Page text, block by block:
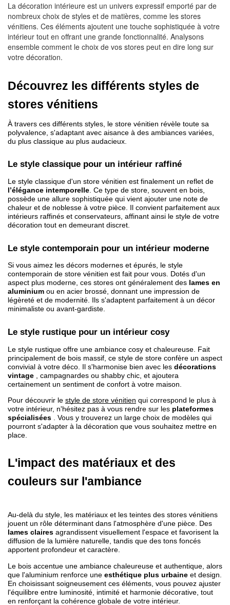
La décoration intérieure est un univers expressif emporté par de
nombreux choix de styles et de matières, comme les stores
vénitiens. Ces éléments ajoutent une touche sophistiquée à votre
intérieur tout en offrant une grande fonctionnalité. Analysons
ensemble comment le choix de vos stores peut en dire long sur
votre décoration.
Découvrez les différents styles de
stores vénitiens
À travers ces différents styles, le store vénitien révèle toute sa
polyvalence, s'adaptant avec aisance à des ambiances variées,
du plus classique au plus audacieux.
Le style classique pour un intérieur raffiné
Le style classique d'un store vénitien est finalement un reflet de
l’élégance intemporelle . Ce type de store, souvent en bois,
possède une allure sophistiquée qui vient ajouter une note de
chaleur et de noblesse à votre pièce. Il convient parfaitement aux
intérieurs raffinés et conservateurs, affinant ainsi le style de votre
décoration tout en demeurant discret.
Le style contemporain pour un intérieur moderne
Si vous aimez les décors modernes et épurés, le style
contemporain de store vénitien est fait pour vous. Dotés d'un
aspect plus moderne, ces stores ont généralement des lames en
aluminium ou en acier brossé, donnant une impression de
légèreté et de modernité. Ils s'adaptent parfaitement à un décor
minimaliste ou avant-gardiste.
Le style rustique pour un intérieur cosy
Le style rustique offre une ambiance cosy et chaleureuse. Fait
principalement de bois massif, ce style de store confère un aspect
convivial à votre déco. Il s'harmonise bien avec les décorations
vintage , campagnardes ou shabby chic, et ajoutera
certainement un sentiment de confort à votre maison.
Pour découvrir le style de store vénitien qui correspond le plus à
votre intérieur, n'hésitez pas à vous rendre sur les plateformes
spécialisées . Vous y trouverez un large choix de modèles qui
pourront s'adapter à la décoration que vous souhaitez mettre en
place.
L'impact des matériaux et des
couleurs sur l'ambiance
Au-delà du style, les matériaux et les teintes des stores vénitiens
jouent un rôle déterminant dans l'atmosphère d'une pièce. Des
lames claires agrandissent visuellement l'espace et favorisent la
diffusion de la lumière naturelle, tandis que des tons foncés
apportent profondeur et caractère.
Le bois accentue une ambiance chaleureuse et authentique, alors
que l'aluminium renforce une esthétique plus urbaine et design.
En choisissant soigneusement ces éléments, vous pouvez ajuster
l'équilibre entre luminosité, intimité et harmonie décorative, tout
en renforçant la cohérence globale de votre intérieur.